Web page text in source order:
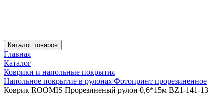
Каталог товаров
Главная
Каталог
Коврики и напольные покрытия
Напольное покрытие в рулонах Фотопринт прорезиненное
Коврик ROOMIS Прорезиненый рулон 0,6*15м BZ1-141-13